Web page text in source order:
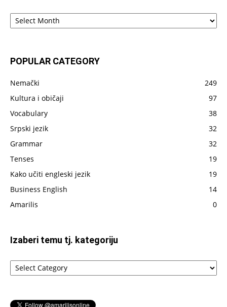
Vremeplov
do
napisano
POPULAR CATEGORY
Nemački
249
Kultura i običaji
97
Vocabulary
38
Srpski jezik
32
Grammar
32
Tenses
19
Kako učiti engleski jezik
19
Business English
14
Amarilis
0
Izaberi temu tj. kategoriju
Izaberi
temu